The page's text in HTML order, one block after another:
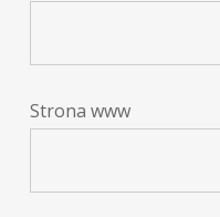
Strona www